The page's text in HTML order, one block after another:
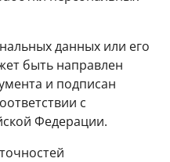
данных или его
быть направлен
и подписан
с
Федерации.